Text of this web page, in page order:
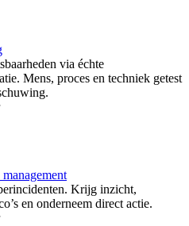
via échte
Mens, proces en techniek getest
Krijg inzicht,
en onderneem direct actie.